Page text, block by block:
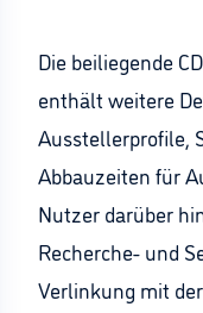
Die beiliegende
enthält weitere
Ausstellerprofile,
Abbauzeiten für
Nutzer darüber
Recherche- und
Verlinkung mit